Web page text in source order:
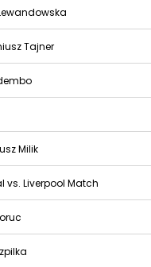
Tajner
Milik
vs. Liverpool Match